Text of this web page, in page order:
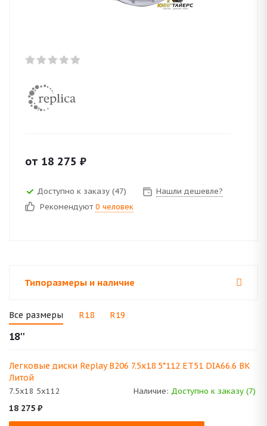
от 18 275 ₽
Доступно к заказу (47)
Нашли дешевле?
Рекомендуют 0 человек
Типоразмеры и наличие
Все размеры R18 R19
18''
Легковые диски Replay B206 7.5x18 5*112 ET51 DIA66.6 BK
Литой
7.5x18 5x112 Наличие: Доступно к заказу (7)
18 275 ₽